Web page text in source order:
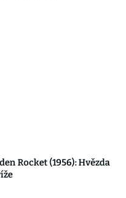
Rocket (1956): Hvězda